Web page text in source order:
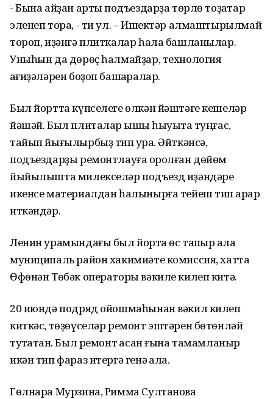
- Бына айҙан артыҡ подъездарҙа төрлө тоҙаҡтар
эленеп тора, - ти ул. – Ишектәр алмаштырылмай
тороп, иҙәнгә плиткалар һала башланылар.
Уныһын да дөрөҫ һалмайҙар, технология
ҡағиҙәләрен боҙоп башҡаралар.
Был йортта күпселеге өлкән йәштәге кешеләр
йәшәй. Был плиталар ҡышҡы һыуыҡта туңғас,
тайып йығылырбыҙ тип ҡурҡа. Әйткәнсә,
подъездарҙы ремонтлауға ҡоролған дөйөм
йыйылышта милекселәр подъезд иҙәндәре
икенсе материалдан һалынырға тейеш тип ҡарар
иткәндәр.
Ленин урамындағы был йортҡа өс тапҡыр ҡала
муниципаль район хакимиәте комиссия, хатта
Өфөнән Төбәк операторы вәкиле килеп китә.
20 июндә подряд ойошмаһынан вәкил килеп
киткәс, төҙөүселәр ремонт эштәрен бөтөнләй
туҡтатҡан. Был ремонт ҡасан ғына тамамланыр
икән тип фараз итергә генә ҡала.
Гөлнара Мурзина, Римма Султанова